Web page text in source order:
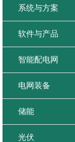
系统与方案
软件与产品
智能配电网
电网装备
储能
光伏